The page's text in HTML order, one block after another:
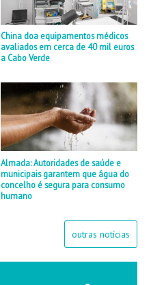
China doa equipamentos médicos
avaliados em cerca de 40 mil euros
a Cabo Verde
Almada: Autoridades de saúde e
municipais garantem que água do
concelho é segura para consumo
humano
outras notícias